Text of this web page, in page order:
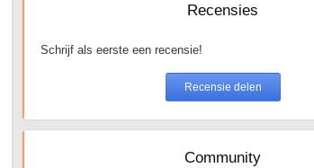
Recensies
Schrijf als eerste een recensie!
Community